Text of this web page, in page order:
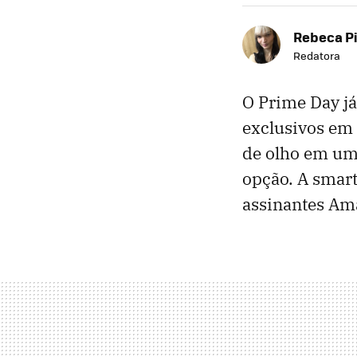
Rebeca
Redatora
O Prime Day
exclusivos
de olho em
opção. A
assinantes